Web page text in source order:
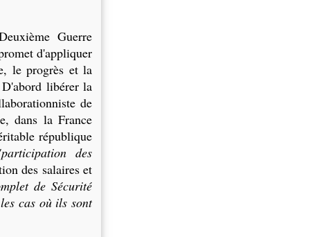
Guerre
d'appliquer
le progrès et la
libérer la
de
dans la France
république
des
des salaires et
de Sécurité
cas où ils sont